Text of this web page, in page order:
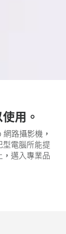
用。
路攝影機，
電腦所能提
邁入專業品